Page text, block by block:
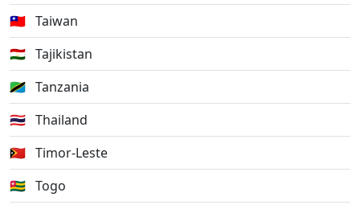
🇹🇼 Taiwan
🇹🇯 Tajikistan
🇹🇿 Tanzania
🇹🇭 Thailand
🇹🇱 Timor-Leste
🇹🇬 Togo